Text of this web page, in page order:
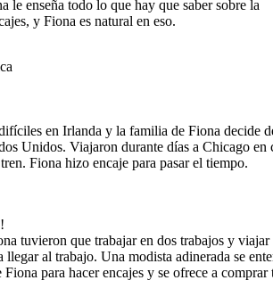
le enseña todo lo que hay que saber sobre la
y Fiona es natural en eso.
en Irlanda y la familia de Fiona decide
Unidos. Viajaron durante días a Chicago en
Fiona hizo encaje para pasar el tiempo.
tuvieron que trabajar en dos trabajos y viajar
llegar al trabajo. Una modista adinerada se
Fiona para hacer encajes y se ofrece a comprar